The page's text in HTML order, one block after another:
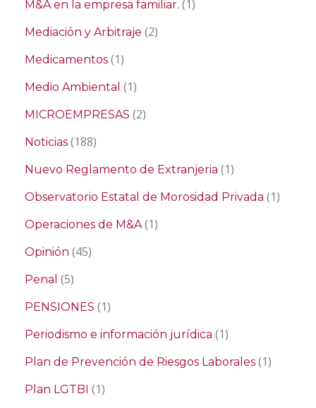
M&A en la empresa familiar. (1)
Mediación y Arbitraje (2)
Medicamentos (1)
Medio Ambiental (1)
MICROEMPRESAS (2)
Noticias (188)
Nuevo Reglamento de Extranjeria (1)
Observatorio Estatal de Morosidad Privada (1)
Operaciones de M&A(1)
Opinión (45)
Penal (5)
PENSIONES (1)
Periodismo e información jurídica (1)
Plan de Prevención de Riesgos Laborales (1)
Plan LGTBI (1)